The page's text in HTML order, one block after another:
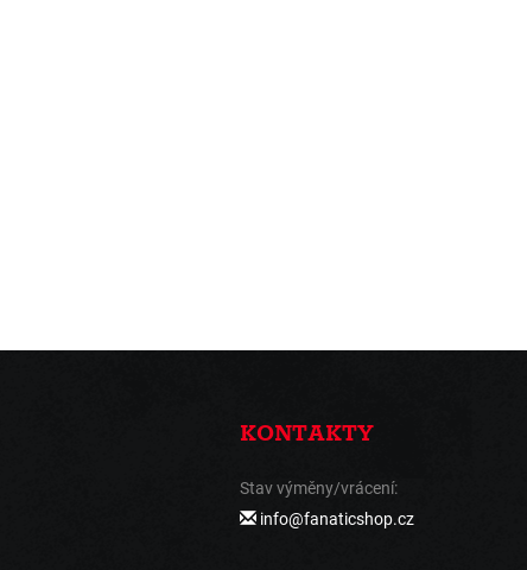
KONTAKTY
Stav výměny/vrácení:
info@fanaticshop.cz